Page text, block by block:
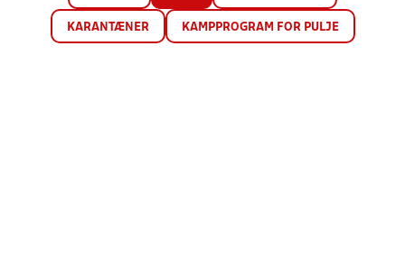
KARANTÆNER KAMPPROGRAM FOR PULJE